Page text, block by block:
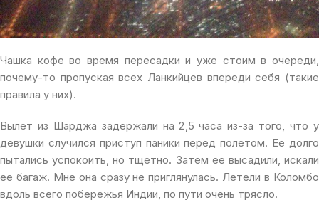
Чашка кофе во время пересадки и уже стоим в очереди,
почему-то пропуская всех Ланкийцев впереди себя (такие
правила у них).
Вылет из Шарджа задержали на 2,5 часа из-за того, что у
девушки случился приступ паники перед полетом. Ее долго
пытались успокоить, но тщетно. Затем ее высадили, искали
ее багаж. Мне она сразу не приглянулась. Летели в Коломбо
вдоль всего побережья Индии, по пути очень трясло.